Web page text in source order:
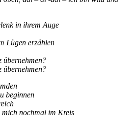
in ihrem Auge
Lügen erzählen
übernehmen?
übernehmen?
beginnen
nochmal im Kreis